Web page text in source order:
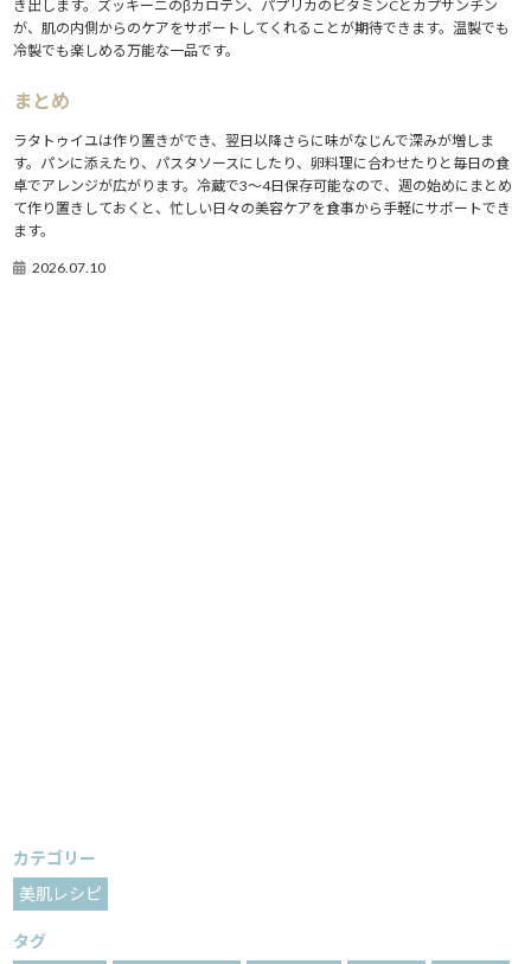
き出します。ズッキーニのβカロテン、パプリカのビタミンCとカプサンチン
が、肌の内側からのケアをサポートしてくれることが期待できます。温製でも
冷製でも楽しめる万能な一品です。
まとめ
ラタトゥイユは作り置きができ、翌日以降さらに味がなじんで深みが増しま
す。パンに添えたり、パスタソースにしたり、卵料理に合わせたりと毎日の食
卓でアレンジが広がります。冷蔵で3〜4日保存可能なので、週の始めにまとめ
て作り置きしておくと、忙しい日々の美容ケアを食事から手軽にサポートでき
ます。
2026.07.10
カテゴリー
美肌レシピ
タグ